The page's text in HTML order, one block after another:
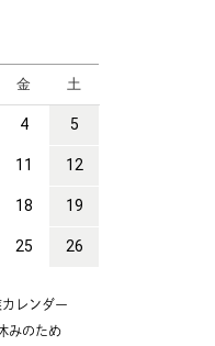
カレンダー
みのため